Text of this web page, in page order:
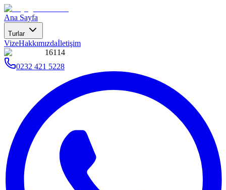
Ana Sayfa
Turlar
VizeHakkımızdaİletişim
16114
0232 421 5228